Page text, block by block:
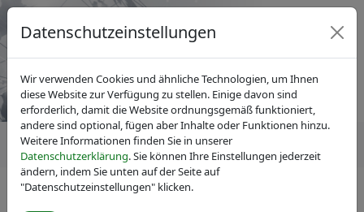
IVAM Fachverband für Mikrotechnik
Datenschutzeinstellungen
Wir verwenden Cookies und ähnliche Technologien, um Ihnen
diese Website zur Verfügung zu stellen. Einige davon sind
erforderlich, damit die Website ordnungsgemäß funktioniert,
andere sind optional, fügen aber Inhalte oder Funktionen hinzu.
Weitere Informationen finden Sie in unserer
Datenschutzerklärung. Sie können Ihre Einstellungen jederzeit
ändern, indem Sie unten auf der Seite auf
"Datenschutzeinstellungen" klicken.